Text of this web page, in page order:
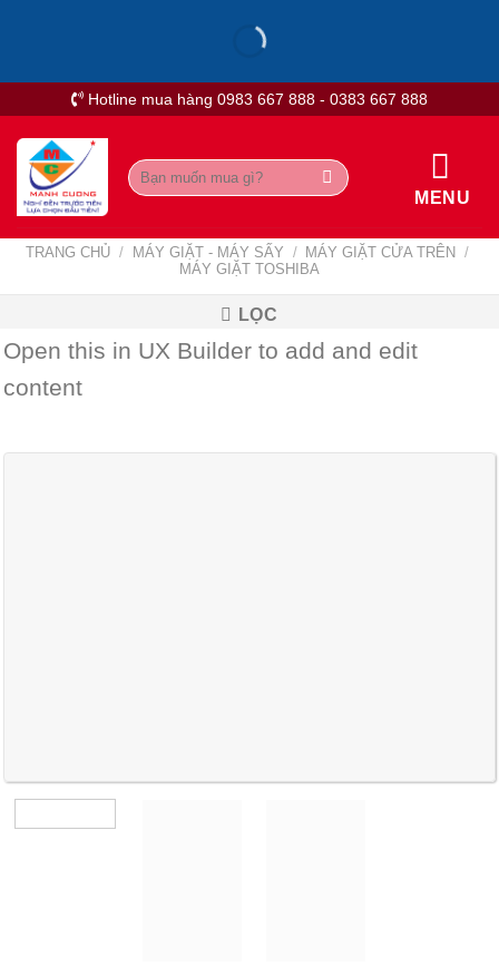
Hotline mua hàng 0983 667 888 - 0383 667 888
Tìm
kiếm:
MENU
TRANG CHỦ / MÁY GIẶT - MÁY SẤY / MÁY GIẶT CỬA TRÊN
/
MÁY GIẶT TOSHIBA
LỌC
Open this in UX Builder to add and edit
content